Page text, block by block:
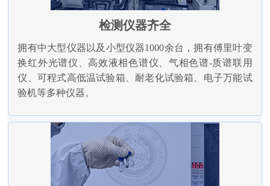
检测仪器齐全
拥有中大型仪器以及小型仪器1000余台，拥有傅里叶变
换红外光谱仪、高效液相色谱仪、气相色谱-质谱联用
仪、可程式高低温试验箱、耐老化试验箱、电子万能试
验机等多种仪器。